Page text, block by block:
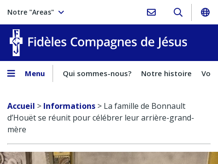
Notre "Areas"
Menu Qui sommes-nous? Notre histoire
Accueil > Informations > La famille de Bonnault
d’Houët se réunit pour célébrer leur arrière-grand-
mère